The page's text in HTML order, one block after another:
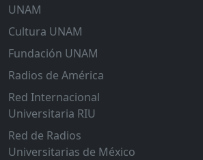
UNAM
Cultura UNAM
Fundación UNAM
Radios de América
Red Internacional
Universitaria RIU
Red de Radios
Universitarias de México